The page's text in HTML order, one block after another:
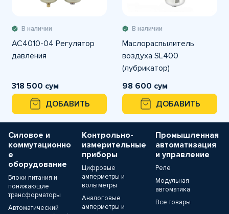
В наличии
AC4010-04 Регулятор
давления
318 500 сум
ДОБАВИТЬ
В наличии
Маслораспылитель
воздуха SL400
(лубрикатор)
98 600 сум
ДОБАВИТЬ
Силовое и
коммутационно
е
оборудование
Блоки питания и
понижающие
трансформаторы
Автоматический
Контрольно-
измерительные
приборы
Цифровые
амперметры и
вольтметры
Аналоговые
амперметры и
Промышленная
автоматизация
и управление
Реле
Модульная
автоматика
Все товары